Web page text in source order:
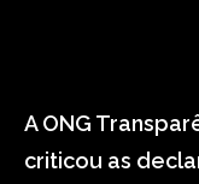
A ONG
criticou as